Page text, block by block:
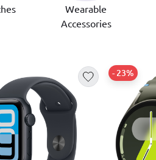
Wearable
Accessories
- 23%